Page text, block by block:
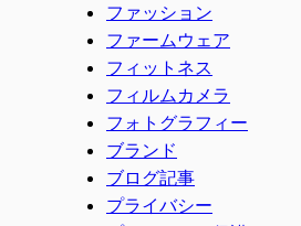
ファッション
ファームウェア
フィットネス
フィルムカメラ
フォトグラフィー
ブランド
ブログ記事
プライバシー